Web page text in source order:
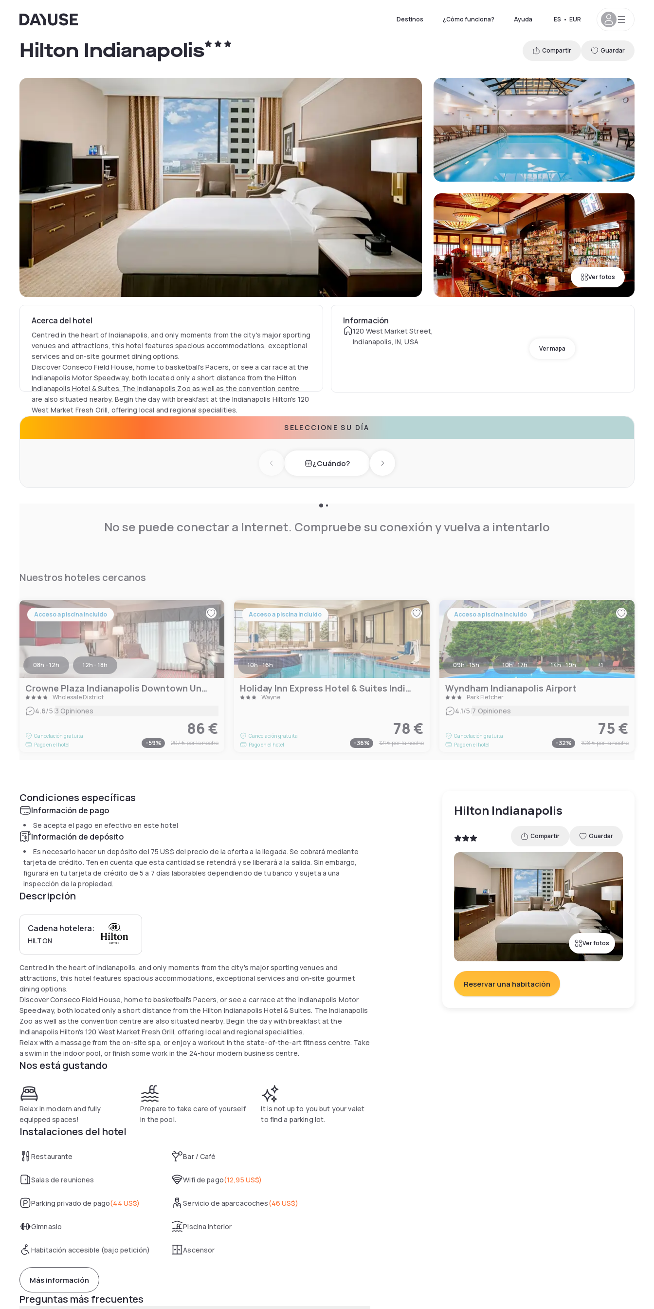
Dayuse Destinos ¿Cómo funciona? Ayuda ES • EUR
Ver fotos
Hilton Indianapolis Compartir Guardar
Acerca del hotel
Centred in the heart of Indianapolis, and only moments from the city's major sporting
venues and attractions, this hotel features spacious accommodations, exceptional
services and on-site gourmet dining options.
Discover Conseco Field House, home to basketball's Pacers, or see a car race at the
Indianapolis Motor Speedway, both located only a short distance from the Hilton
Indianapolis Hotel & Suites. The Indianapolis Zoo as well as the convention centre
are also situated nearby. Begin the day with breakfast at the Indianapolis Hilton's 120
West Market Fresh Grill, offering local and regional specialities.
art fitness centre. Take a swim in the indoor pool, or finish some work in the 24-hour
modern business centre.
Información
120 West Market Street,
Indianapolis, IN, USA
Ver mapa
SELECCIONE SU DÍA
Previous day¿Cuándo? Next day
No se puede conectar a Internet. Compruebe su conexión y vuelva a intentarlo
Nuestros hoteles cercanos
Acceso a piscina incluido
08h - 12h 12h - 18h
Crowne Plaza Indianapolis Downtown Union Station
Wholesale District
4.6/5|3 Opiniones
Cancelación gratuita
Pago en el hotel
86 €
-59% 207 €por la noche
Acceso a piscina incluido
10h - 16h
Holiday Inn Express Hotel & Suites Indianapolis W - Airport Area by IHG
Wayne
Cancelación gratuita
Pago en el hotel
78 €
-36% 121 €por la noche
Acceso a piscina incluido
09h - 15h 10h - 17h 14h - 19h +1
Wyndham Indianapolis Airport
Park Fletcher
4.1/5|7 Opiniones
Cancelación gratuita
Pago en el hotel
75 €
-32% 108 €por la noche
Condiciones específicas
Información de pago
Se acepta el pago en efectivo en este hotel
Información de depósito
Es necesario hacer un depósito del 75 US$ del precio de la oferta a la llegada. Se cobrará mediante
tarjeta de crédito. Ten en cuenta que esta cantidad se retendrá y se liberará a la salida. Sin embargo,
figurará en tu tarjeta de crédito de 5 a 7 días laborables dependiendo de tu banco y sujeta a una
inspección de la propiedad.
Descripción
Cadena hotelera:
HILTON
Centred in the heart of Indianapolis, and only moments from the city's major sporting venues and
attractions, this hotel features spacious accommodations, exceptional services and on-site gourmet
dining options.
Discover Conseco Field House, home to basketball's Pacers, or see a car race at the Indianapolis Motor
Speedway, both located only a short distance from the Hilton Indianapolis Hotel & Suites. The Indianapolis
Zoo as well as the convention centre are also situated nearby. Begin the day with breakfast at the
Indianapolis Hilton's 120 West Market Fresh Grill, offering local and regional specialities.
Relax with a massage from the on-site spa, or enjoy a workout in the state-of-the-art fitness centre. Take
a swim in the indoor pool, or finish some work in the 24-hour modern business centre.
Nos está gustando
Relax in modern and fully
equipped spaces!
Prepare to take care of yourself
in the pool.
It is not up to you but your valet
to find a parking lot.
Instalaciones del hotel
Restaurante Bar / Café
Salas de reuniones Wifi de pago(12,95 US$)
Parking privado de pago(44 US$) Servicio de aparcacoches(46 US$)
Gimnasio Piscina interior
Habitación accesible (bajo petición) Ascensor
Más información
Preguntas más frecuentes
Hilton Indianapolis
Compartir Guardar
Ver fotos
Reservar una habitación